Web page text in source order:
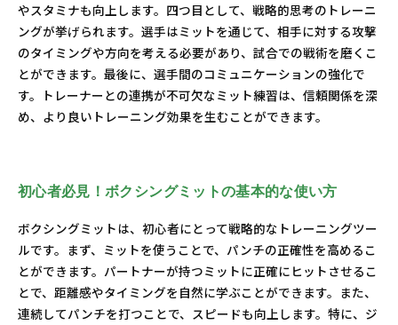
やスタミナも向上します。四つ目として、戦略的思考のトレーニ
ングが挙げられます。選手はミットを通じて、相手に対する攻撃
のタイミングや方向を考える必要があり、試合での戦術を磨くこ
とができます。最後に、選手間のコミュニケーションの強化で
す。トレーナーとの連携が不可欠なミット練習は、信頼関係を深
め、より良いトレーニング効果を生むことができます。
初心者必見！ボクシングミットの基本的な使い方
ボクシングミットは、初心者にとって戦略的なトレーニングツー
ルです。まず、ミットを使うことで、パンチの正確性を高めるこ
とができます。パートナーが持つミットに正確にヒットさせるこ
とで、距離感やタイミングを自然に学ぶことができます。また、
連続してパンチを打つことで、スピードも向上します。特に、ジ